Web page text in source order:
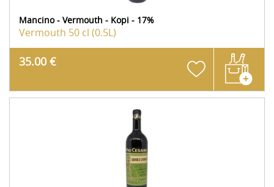
Mancino - Vermouth - Kopi - 17%
Vermouth 50 cl (0.5L)
35.00 €